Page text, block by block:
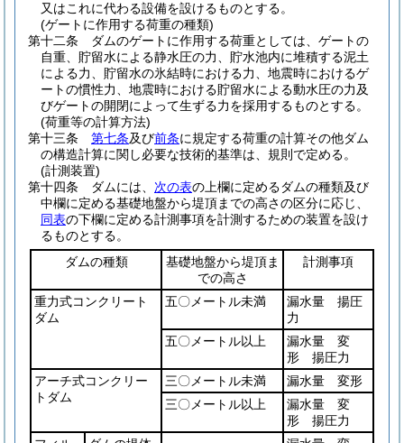
又はこれに代わる設備を設けるものとする。
(ゲートに作用する荷重の種類)
第十二条
ダムのゲートに作用する荷重としては、ゲートの
自重、貯留水による静水圧の力、貯水池内に堆積する泥土
による力、貯留水の氷結時における力、地震時におけるゲ
ートの慣性力、地震時における貯留水による動水圧の力及
びゲートの開閉によって生ずる力を採用するものとする。
(荷重等の計算方法)
第十三条
第七条及び前条に規定する荷重の計算その他ダム
の構造計算に関し必要な技術的基準は、規則で定める。
(計測装置)
第十四条
ダムには、 次の表の上欄に定めるダムの種類及び
中欄に定める基礎地盤から堤頂までの高さの区分に応じ、
同表の下欄に定める計測事項を計測するための装置を設け
るものとする。
ダムの種類
基礎地盤から堤頂ま
での高さ
計測事項
重力式コンクリート
ダム
五〇メートル未満
漏水量 揚圧
力
五〇メートル以上
漏水量 変
形 揚圧力
アーチ式コンクリー
トダム
三〇メートル未満
漏水量 変形
三〇メートル以上
漏水量 変
形 揚圧力